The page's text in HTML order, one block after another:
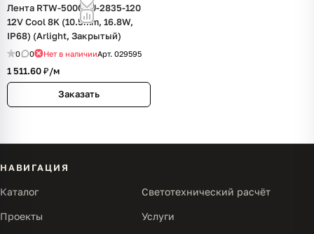
Лента RTW-5000PU-2835-120
12V Cool 8K (10.5mm, 16.8W,
IP68) (Arlight, Закрытый)
0 0 Нет в наличииАрт. 029595
1 511.60 ₽/м
Заказать
НАВИГАЦИЯ
Каталог Светотехнический расчёт
Проекты Услуги